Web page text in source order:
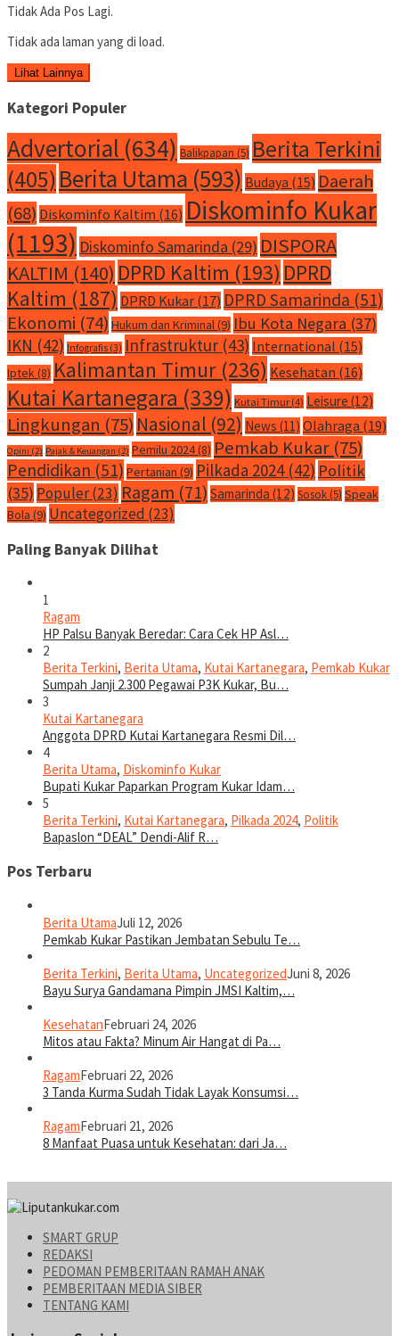
Tidak Ada Pos Lagi.
Tidak ada laman yang di load.
Lihat Lainnya
Kategori Populer
Advertorial (634) Balikpapan (5) Berita Terkini
(405)Berita Utama (593) Budaya (15) Daerah
(68) Diskominfo Kaltim (16) Diskominfo Kukar
(1193) Diskominfo Samarinda (29) DISPORA
KALTIM (140) DPRD Kaltim (193) DPRD
Kaltim (187) DPRD Kukar (17) DPRD Samarinda (51)
Ekonomi (74) Hukum dan Kriminal(9) Ibu Kota Negara (37)
IKN (42) Infografis (3) Infrastruktur (43) International (15)
Iptek(8) Kalimantan Timur (236) Kesehatan (16)
Kutai Kartanegara (339) Kutai Timur (4) Leisure (12)
Lingkungan (75) Nasional (92) News (11) Olahraga (19)
Opini (2) Pajak & Keuangan (2) Pemilu 2024(8) Pemkab Kukar (75)
Pendidikan (51) Pertanian (9) Pilkada 2024(42) Politik
(35) Populer(23) Ragam (71) Samarinda (12) Sosok(5) Speak
Bola (9) Uncategorized (23)
Paling Banyak Dilihat
1
Ragam
HP Palsu Banyak Beredar: Cara Cek HP Asl…
2
Berita Terkini, Berita Utama, Kutai Kartanegara, Pemkab Kukar
Sumpah Janji 2.300 Pegawai P3K Kukar, Bu…
3
Kutai Kartanegara
Anggota DPRD Kutai Kartanegara Resmi Dil…
4
Berita Utama, Diskominfo Kukar
Bupati Kukar Paparkan Program Kukar Idam…
5
Berita Terkini, Kutai Kartanegara, Pilkada 2024, Politik
Bapaslon “DEAL” Dendi-Alif R…
Pos Terbaru
Berita UtamaJuli 12, 2026
Pemkab Kukar Pastikan Jembatan Sebulu Te…
Berita Terkini, Berita Utama, UncategorizedJuni 8, 2026
Bayu Surya Gandamana Pimpin JMSI Kaltim,…
KesehatanFebruari 24, 2026
Mitos atau Fakta? Minum Air Hangat di Pa…
RagamFebruari 22, 2026
3 Tanda Kurma Sudah Tidak Layak Konsumsi…
RagamFebruari 21, 2026
8 Manfaat Puasa untuk Kesehatan: dari Ja…
SMART GRUP
REDAKSI
PEDOMAN PEMBERITAAN RAMAH ANAK
PEMBERITAAN MEDIA SIBER
TENTANG KAMI